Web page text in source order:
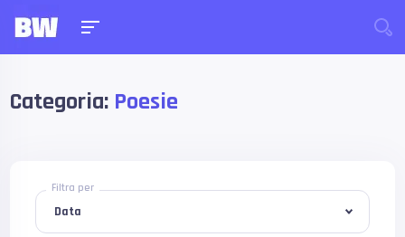
Categoria: Poesie
Filtra per